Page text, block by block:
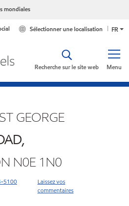
mondiales
FR
Sélectionner une localisation
Menu
Recherche sur le site web
GEORGE
N0E 1N0
5100
Laissez vos
commentaires